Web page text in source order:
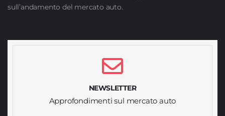
sull’andamento del mercato auto.
NEWSLETTER
Approfondimenti sul mercato auto